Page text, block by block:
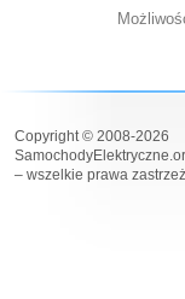
Copyright © 2008-2026
– wszelkie prawa